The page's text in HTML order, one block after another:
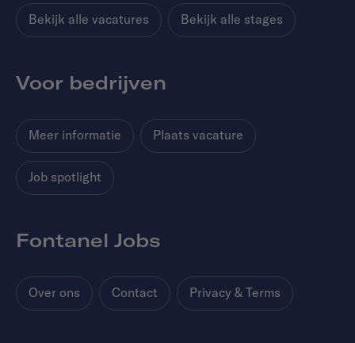
Bekijk alle vacatures Bekijk alle stages
Voor bedrijven
Meer informatie Plaats vacature
Job spotlight
Fontanel Jobs
Over ons Contact Privacy & Terms